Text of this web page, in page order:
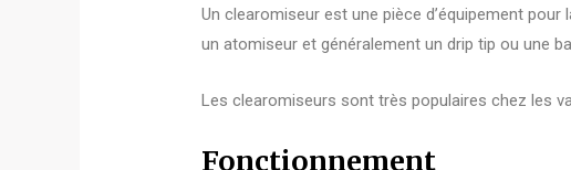
Un clearomiseur est une pièce d’équipement
un atomiseur et généralement un drip tip ou une
Les clearomiseurs sont très populaires chez les
Fonctionnement